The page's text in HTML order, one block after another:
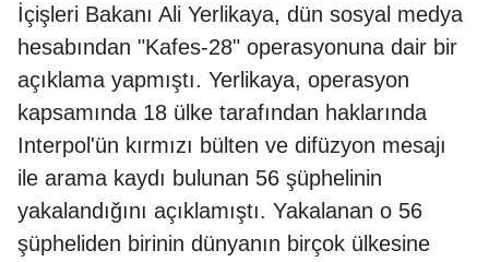
İçişleri Bakanı Ali Yerlikaya, dün sosyal medya
hesabından "Kafes-28" operasyonuna dair bir
açıklama yapmıştı. Yerlikaya, operasyon
kapsamında 18 ülke tarafından haklarında
Interpol'ün kırmızı bülten ve difüzyon mesajı
ile arama kaydı bulunan 56 şüphelinin
yakalandığını açıklamıştı. Yakalanan o 56
şüpheliden birinin dünyanın birçok ülkesine